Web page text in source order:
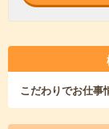
こだわりでお仕事